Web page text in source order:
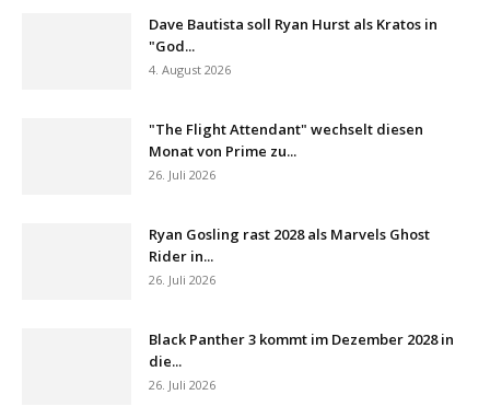
Dave Bautista soll Ryan Hurst als Kratos in
"God...
4. August 2026
"The Flight Attendant" wechselt diesen
Monat von Prime zu...
26. Juli 2026
Ryan Gosling rast 2028 als Marvels Ghost
Rider in...
26. Juli 2026
Black Panther 3 kommt im Dezember 2028 in
die...
26. Juli 2026